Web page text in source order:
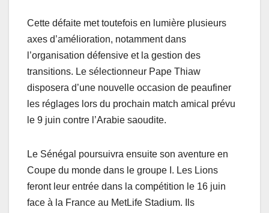
Cette défaite met toutefois en lumière plusieurs
axes d’amélioration, notamment dans
l’organisation défensive et la gestion des
transitions. Le sélectionneur Pape Thiaw
disposera d’une nouvelle occasion de peaufiner
les réglages lors du prochain match amical prévu
le 9 juin contre l’Arabie saoudite.
Le Sénégal poursuivra ensuite son aventure en
Coupe du monde dans le groupe I. Les Lions
feront leur entrée dans la compétition le 16 juin
face à la France au MetLife Stadium. Ils